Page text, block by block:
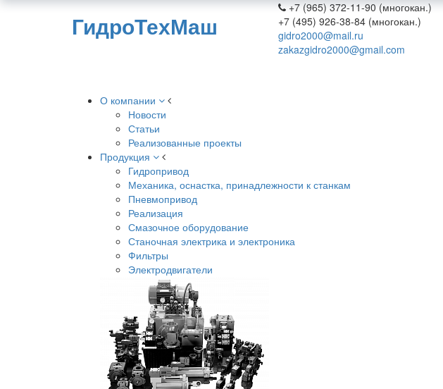
ГидроТехМаш
+7 (965) 372-11-90 (многокан.)
+7 (495) 926-38-84 (многокан.)
gidro2000@mail.ru
zakazgidro2000@gmail.com
О компании
Новости
Статьи
Реализованные проекты
Продукция
Гидропривод
Механика, оснастка, принадлежности к станкам
Пневмопривод
Реализация
Смазочное оборудование
Станочная электрика и электроника
Фильтры
Электродвигатели